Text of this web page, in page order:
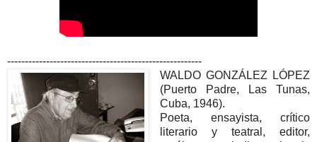
-------------------------------------------------------
WALDO GONZÁLEZ LÓPEZ
(Puerto Padre, Las Tunas,
Cuba, 1946).
Poeta, ensayista, crítico
literario y teatral, editor,